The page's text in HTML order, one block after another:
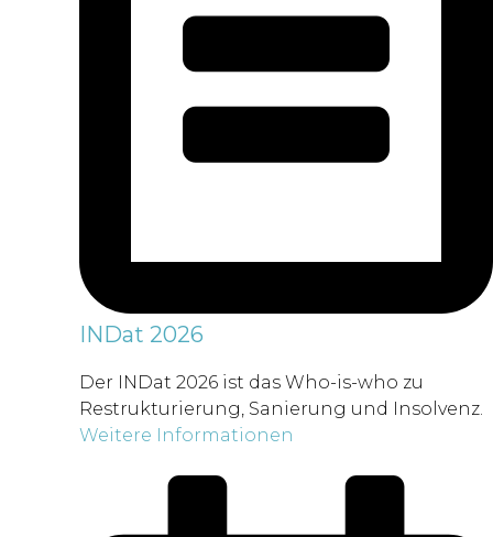
INDat 2026
Der INDat 2026 ist das Who-is-who zu
Restrukturierung, Sanierung und Insolvenz.
Weitere Informationen